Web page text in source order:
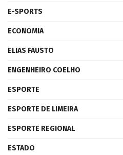
E-SPORTS
ECONOMIA
ELIAS FAUSTO
ENGENHEIRO COELHO
ESPORTE
ESPORTE DE LIMEIRA
ESPORTE REGIONAL
ESTADO